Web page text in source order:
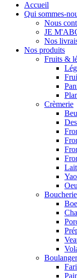
Accueil
Qui sommes-
Nous
JE
Nos
Nos produits
Fruits &
Crèmerie
Boucherie